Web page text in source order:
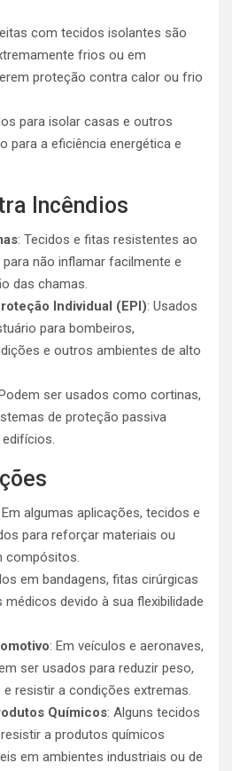
com tecidos isolantes são
frios ou em
proteção contra calor ou frio
para isolar casas e outros
para a eficiência energética e
Incêndios
: Tecidos e fitas resistentes ao
não inflamar facilmente e
das chamas.
Individual (EPI): Usados
para bombeiros,
e outros ambientes de alto
ser usados como cortinas,
de proteção passiva
Em algumas aplicações, tecidos e
para reforçar materiais ou
compósitos.
em bandagens, fitas cirúrgicas
devido à sua flexibilidade
: Em veículos e aeronaves,
ser usados para reduzir peso,
resistir a condições extremas.
Químicos: Alguns tecidos
a produtos químicos
em ambientes industriais ou de